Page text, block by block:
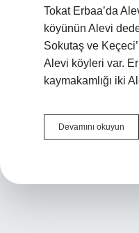
Tokat Erbaa’da
köyünün Alevi
Sokutaş ve
Alevi köyleri var.
kaymakamlığı iki
Devamını okuyun